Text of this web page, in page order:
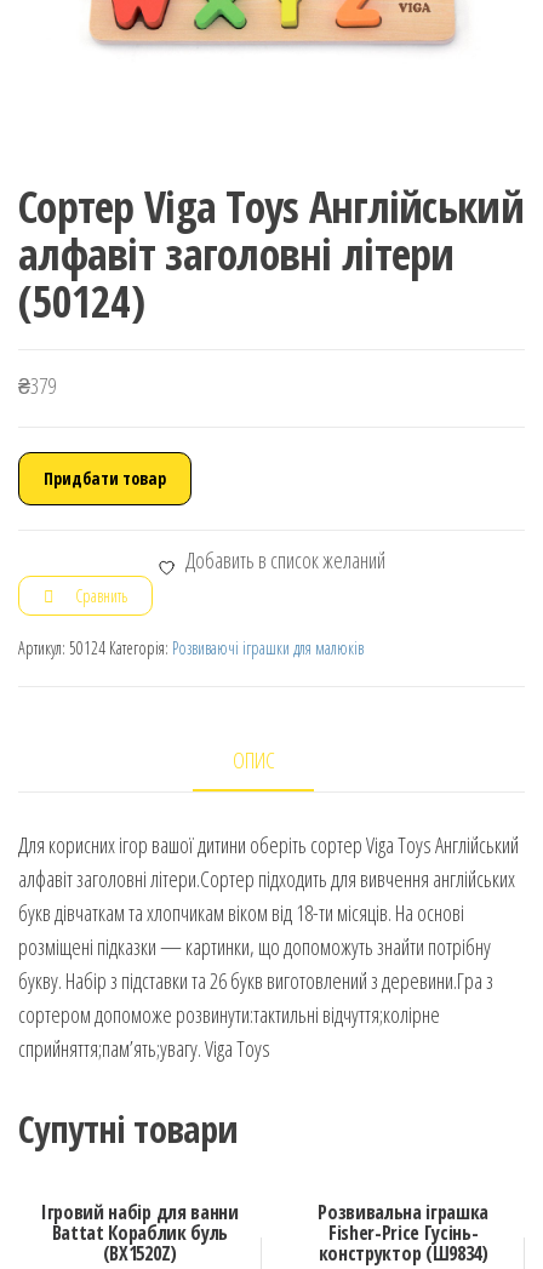
Сортер Viga Toys Англійський
алфавіт заголовні літери
(50124)
₴379
Придбати товар
Добавить в список желаний
Сравнить
Артикул: 50124 Категорія: Розвиваючі іграшки для малюків
ОПИС
Для корисних ігор вашої дитини оберіть сортер Viga Toys Англійський
алфавіт заголовні літери.Сортер підходить для вивчення англійських
букв дівчаткам та хлопчикам віком від 18-ти місяців. На основі
розміщені підказки — картинки, що допоможуть знайти потрібну
букву. Набір з підставки та 26 букв виготовлений з деревини.Гра з
сортером допоможе розвинути:тактильні відчуття;колірне
сприйняття;пам’ять;увагу. Viga Toys
Супутні товари
Ігровий набір для ванни
Battat Кораблик буль
(BX1520Z)
Розвивальна іграшка
Fisher-Price Гусінь-
конструктор (Ш9834)